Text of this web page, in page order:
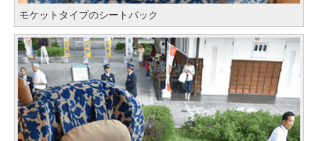
モケットタイプのシートバック